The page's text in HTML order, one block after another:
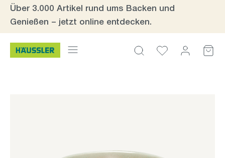
Zum Hauptinhalt springen
Über 3.000 Artikel rund ums Backen und
Genießen – jetzt online entdecken.